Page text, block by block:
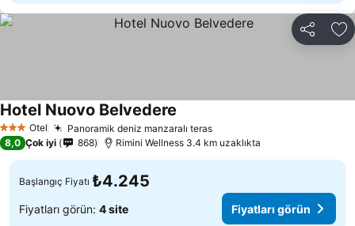
Paylaş
3 YıldızOtel Panoramik deniz manzaralı teras
Hotel Nuovo Belvedere
8,0 Çok iyi 868 Rimini Wellness 3.4 km uzaklıkta
Başlangıç Fiyatı ₺4.245
Fiyatları görün: 4 site Fiyatları görün